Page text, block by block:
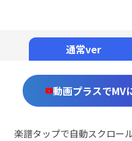
通常ver
動画プラスでMV
楽譜タップで自動スクロー